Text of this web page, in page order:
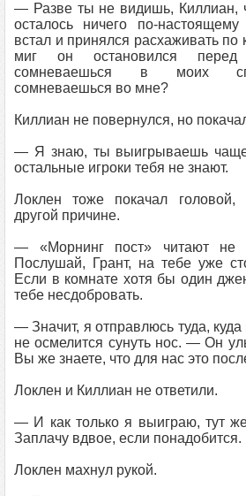
— Разве ты не видишь, Киллиан,
осталось ничего по-
встал и принялся расхаживать по
миг он остановился
сомневаешься в моих
сомневаешься во мне?
Киллиан не повернулся, но
— Я знаю, ты выигрываешь
остальные игроки тебя не знают.
Локлен тоже покачал
другой причине.
— «Морнинг пост» читают не
Послушай, Грант, на тебе уже
Если в комнате хотя бы один
тебе несдобровать.
— Значит, я отправлюсь туда,
не осмелится сунуть нос. — Он
Вы же знаете, что для нас это
Локлен и Киллиан не ответили.
— И как только я выиграю, тут
Заплачу вдвое, если понадобится.
Локлен махнул рукой.